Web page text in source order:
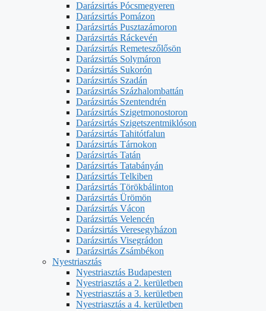
Darázsirtás Pócsmegyeren
Darázsirtás Pomázon
Darázsirtás Pusztazámoron
Darázsirtás Ráckevén
Darázsirtás Remeteszőlősön
Darázsirtás Solymáron
Darázsirtás Sukorón
Darázsirtás Szadán
Darázsirtás Százhalombattán
Darázsirtás Szentendrén
Darázsirtás Szigetmonostoron
Darázsirtás Szigetszentmiklóson
Darázsirtás Tahitótfalun
Darázsirtás Tárnokon
Darázsirtás Tatán
Darázsirtás Tatabányán
Darázsirtás Telkiben
Darázsirtás Törökbálinton
Darázsirtás Ürömön
Darázsirtás Vácon
Darázsirtás Velencén
Darázsirtás Veresegyházon
Darázsirtás Visegrádon
Darázsirtás Zsámbékon
Nyestriasztás
Nyestriasztás Budapesten
Nyestriasztás a 2. kerületben
Nyestriasztás a 3. kerületben
Nyestriasztás a 4. kerületben